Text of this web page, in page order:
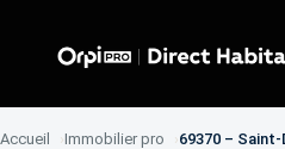
Accueil Immobilier pro 69370 –